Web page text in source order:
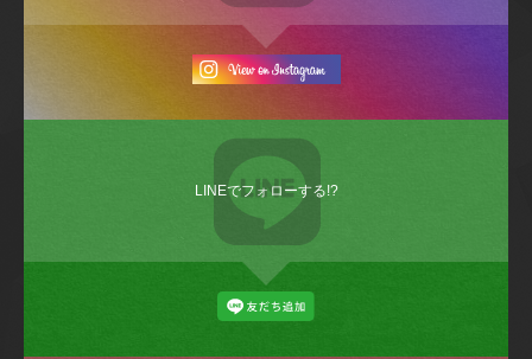
LINEでフォローする!?